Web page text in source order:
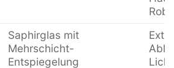
Saphirglas mit
Mehrschicht-
Entspiegelung